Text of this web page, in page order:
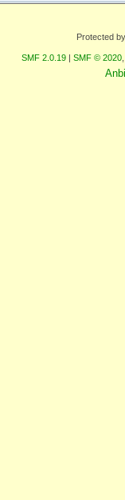
Protected
SMF 2.0.19 | SMF © 2020